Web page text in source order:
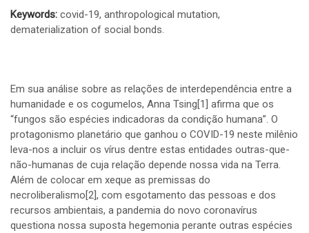
Keywords: covid-19, anthropological mutation,
dematerialization of social bonds.
Em sua análise sobre as relações de interdependência entre a
humanidade e os cogumelos, Anna Tsing[1] afirma que os
“fungos são espécies indicadoras da condição humana”. O
protagonismo planetário que ganhou o COVID-19 neste milênio
leva-nos a incluir os vírus dentre estas entidades outras-que-
não-humanas de cuja relação depende nossa vida na Terra.
Além de colocar em xeque as premissas do
necroliberalismo[2], com esgotamento das pessoas e dos
recursos ambientais, a pandemia do novo coronavírus
questiona nossa suposta hegemonia perante outras espécies